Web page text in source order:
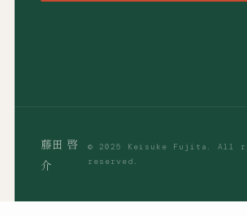
藤田 啓
介
© 2025 Keisuke Fujita. All
reserved.